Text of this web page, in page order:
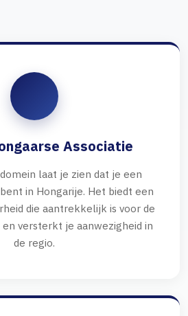
Associatie
laat je zien dat je een
in Hongarije. Het biedt een
die aantrekkelijk is voor de
versterkt je aanwezigheid in
de regio.